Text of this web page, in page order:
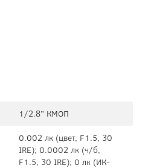
1/2.8” КМОП
0.002 лк (цвет, F1.5, 30
IRE); 0.0002 лк (ч/б,
F1.5, 30 IRE); 0 лк (ИК-